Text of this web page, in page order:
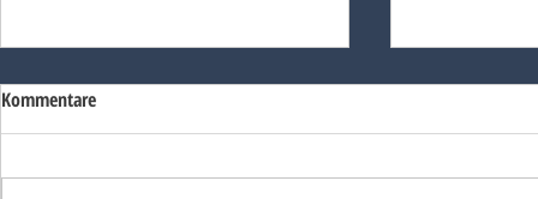
Kommentare